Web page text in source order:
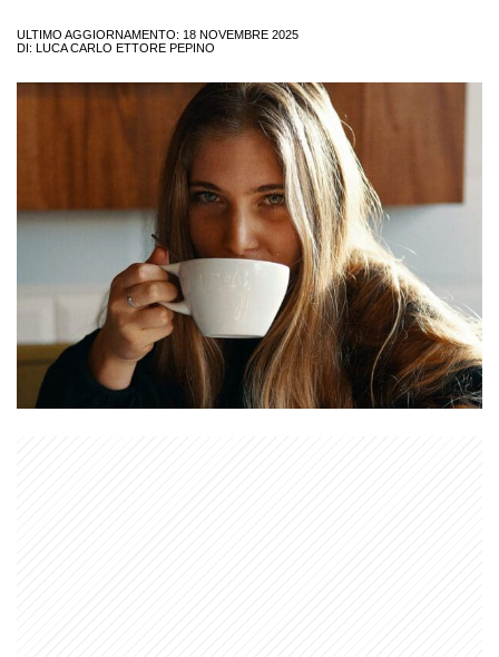
ULTIMO AGGIORNAMENTO: 18 NOVEMBRE 2025
DI: LUCA CARLO ETTORE PEPINO